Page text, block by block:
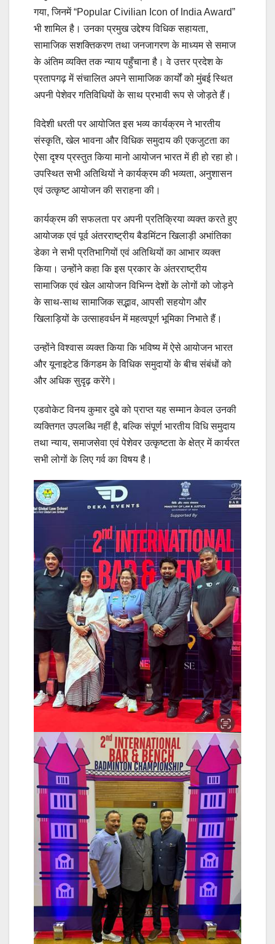
गया, जिनमें “Popular Civilian Icon of India Award”
भी शामिल है। उनका प्रमुख उद्देश्य विधिक सहायता,
सामाजिक सशक्तिकरण तथा जनजागरण के माध्यम से समाज
के अंतिम व्यक्ति तक न्याय पहुँचाना है। वे उत्तर प्रदेश के
प्रतापगढ़ में संचालित अपने सामाजिक कार्यों को मुंबई स्थित
अपनी पेशेवर गतिविधियों के साथ प्रभावी रूप से जोड़ते हैं।
विदेशी धरती पर आयोजित इस भव्य कार्यक्रम ने भारतीय
संस्कृति, खेल भावना और विधिक समुदाय की एकजुटता का
ऐसा दृश्य प्रस्तुत किया मानो आयोजन भारत में ही हो रहा हो।
उपस्थित सभी अतिथियों ने कार्यक्रम की भव्यता, अनुशासन
एवं उत्कृष्ट आयोजन की सराहना की।
कार्यक्रम की सफलता पर अपनी प्रतिक्रिया व्यक्त करते हुए
आयोजक एवं पूर्व अंतरराष्ट्रीय बैडमिंटन खिलाड़ी अभांतिका
डेका ने सभी प्रतिभागियों एवं अतिथियों का आभार व्यक्त
किया। उन्होंने कहा कि इस प्रकार के अंतरराष्ट्रीय
सामाजिक एवं खेल आयोजन विभिन्न देशों के लोगों को जोड़ने
के साथ-साथ सामाजिक सद्भाव, आपसी सहयोग और
खिलाड़ियों के उत्साहवर्धन में महत्वपूर्ण भूमिका निभाते हैं।
उन्होंने विश्वास व्यक्त किया कि भविष्य में ऐसे आयोजन भारत
और यूनाइटेड किंगडम के विधिक समुदायों के बीच संबंधों को
और अधिक सुदृढ़ करेंगे।
एडवोकेट विनय कुमार दुबे को प्राप्त यह सम्मान केवल उनकी
व्यक्तिगत उपलब्धि नहीं है, बल्कि संपूर्ण भारतीय विधि समुदाय
तथा न्याय, समाजसेवा एवं पेशेवर उत्कृष्टता के क्षेत्र में कार्यरत
सभी लोगों के लिए गर्व का विषय है।